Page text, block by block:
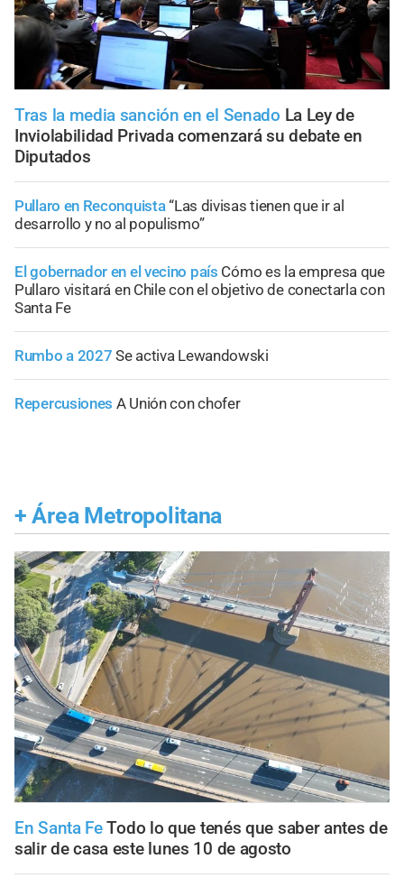
Tras la media sanción en el Senado La Ley de
Inviolabilidad Privada comenzará su debate en
Diputados
Pullaro en Reconquista“Las divisas tienen que ir al
desarrollo y no al populismo”
El gobernador en el vecino país Cómo es la empresa que
Pullaro visitará en Chile con el objetivo de conectarla con
Santa Fe
Rumbo a 2027 Se activa Lewandowski
Repercusiones A Unión con chofer
+ Área Metropolitana
En Santa FeTodo lo que tenés que saber antes de
salir de casa este lunes 10 de agosto